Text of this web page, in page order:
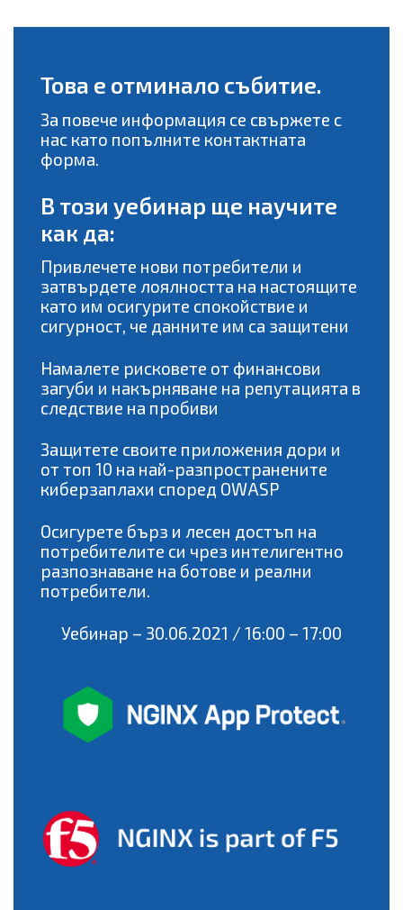
Това е отминало събитие.
За повече информация се свържете с
нас като попълните контактната
форма.
В този уебинар ще научите
как да:
Привлечете нови потребители и
затвърдете лоялността на настоящите
като им oсигурите спокойствие и
сигурност, че данните им са защитени
Намалете рисковете от финансови
загуби и накърняване на репутацията в
следствие на пробиви
Защитете своите приложения дори и
от топ 10 на най-разпространените
киберзаплахи според OWASP
Осигурете бърз и лесен достъп на
потребителите си чрез интелигентно
разпознаване на ботове и реални
потребители.
Уебинар – 30.06.2021 / 16:00 – 17:00